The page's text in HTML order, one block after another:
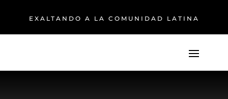
EXALTANDO A LA COMUNIDAD LATINA